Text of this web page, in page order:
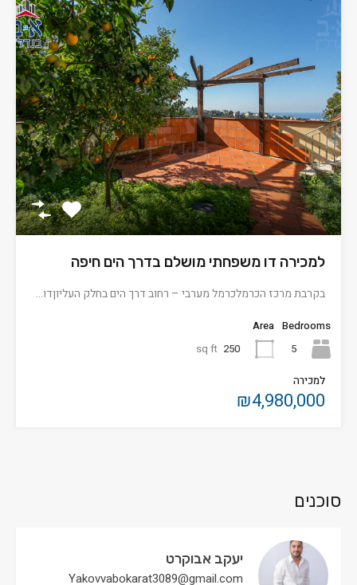
למכירה דו משפחתי מושלם בדרך הים חיפה
בקרבת מרכז הכרמלכרמל מערבי – רחוב דרך הים בחלק העליוןדו…
Bedrooms
5
Area
250
sq ft
למכירה
₪4,980,000
סוכנים
יעקב אבוקרט
Yakovvabokarat3089@gmail.com